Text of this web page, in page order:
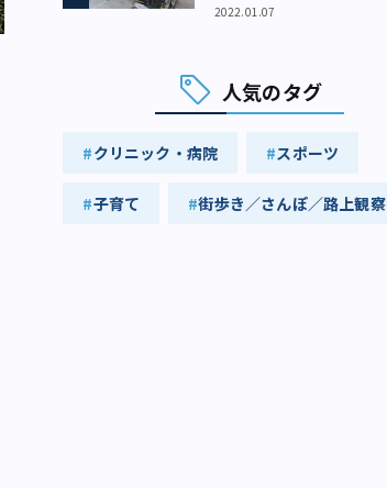
2022.01.07
人気のタグ
クリニック・病院 スポーツ
子育て 街歩き／さんぽ／路上観察